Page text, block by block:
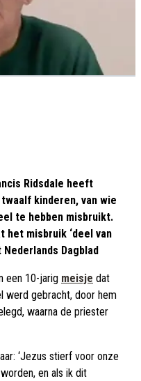
Ridsdale heeft
kinderen, van wie
te hebben misbruikt.
misbruik ‘deel van
Dagblad
een 10-jarig meisje dat
werd gebracht, door hem
waarna de priester
‘Jezus stierf voor onze
en als ik dit